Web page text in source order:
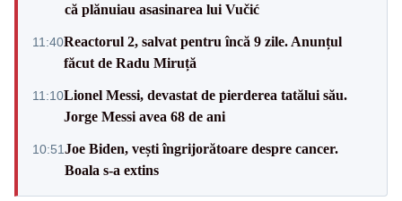
că plănuiau asasinarea lui Vučić
11:40Reactorul 2, salvat pentru încă 9 zile. Anunțul
făcut de Radu Miruță
11:10Lionel Messi, devastat de pierderea tatălui său.
Jorge Messi avea 68 de ani
10:51Joe Biden, vești îngrijorătoare despre cancer.
Boala s-a extins